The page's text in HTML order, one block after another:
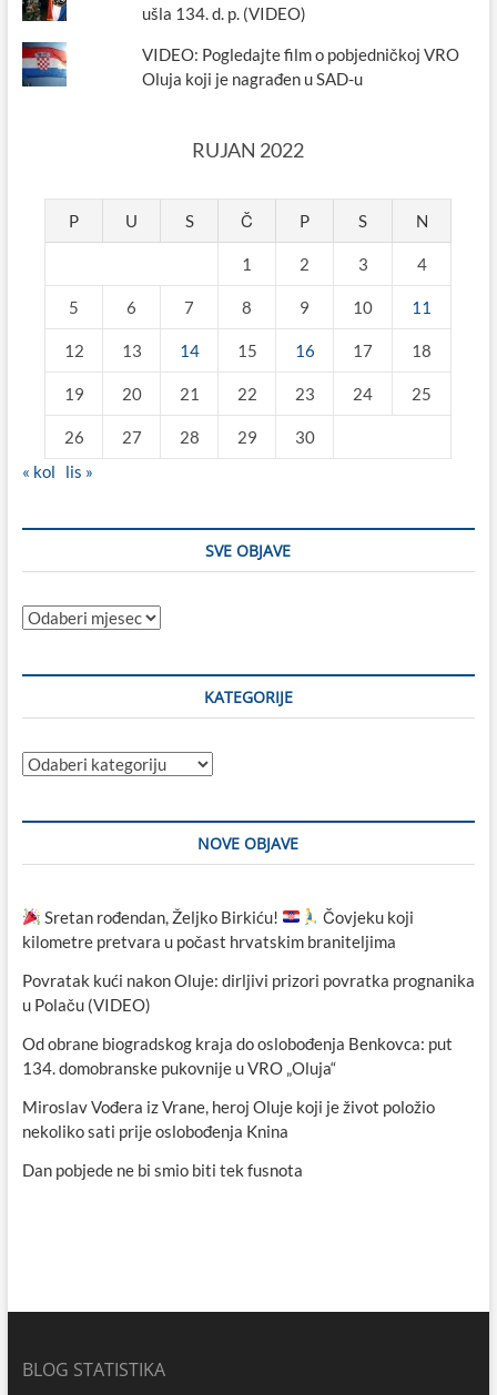
ušla 134. d. p. (VIDEO)
VIDEO: Pogledajte film o pobjedničkoj VRO
Oluja koji je nagrađen u SAD-u
RUJAN 2022
P U S Č P S N
1 2 3 4
5 6 7 8 9 10 11
12 13 14 15 16 17 18
19 20 21 22 23 24 25
26 27 28 29
30
« kol
lis »
SVE OBJAVE
Sve
KATEGORIJE
Kategorije
NOVE OBJAVE
Sretan rođendan, Željko Birkiću!
Čovjeku koji
kilometre pretvara u počast hrvatskim braniteljima
Povratak kući nakon Oluje: dirljivi prizori povratka prognanika
u Polaču (VIDEO)
Od obrane biogradskog kraja do oslobođenja Benkovca: put
134. domobranske pukovnije u VRO „Oluja“
Miroslav Vođera iz Vrane, heroj Oluje koji je život položio
nekoliko sati prije oslobođenja Knina
Dan pobjede ne bi smio biti tek fusnota
BLOG STATISTIKA